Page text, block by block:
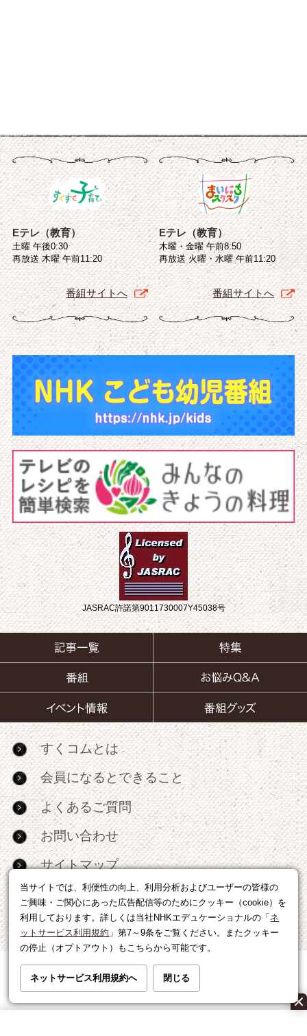
当サイトでは、利便性の向上、利用分析およびユーザーの皆様の
ご興味・ご関心にあった広告配信等のためにクッキー（cookie）を
利用しております。詳しくは当社NHKエデュケーショナルの「 ネ
ットサービス利用規約 」第7～9条をご覧ください。またクッキー
の停止（オプトアウト）もこちらから可能です。
ネットサービス利用規約へ 閉じる
Eテレ（教育）
土曜 午後0:30
再放送 木曜 午前11:20
番組サイトへ
Eテレ（教育）
木曜・金曜 午前8:50
再放送 火曜・水曜 午前11:20
番組サイトへ
JASRAC許諾第9011730007Y45038号
すくコムとは
会員になるとできること
よくあるご質問
お問い合わせ
サイトマップ
RSS
広告出稿・パートナーシップについて
利用規約|個人情報の取り扱いについて
運営会社|広告に関するお問い合わせ